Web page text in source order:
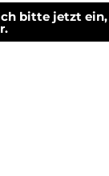
bitte jetzt